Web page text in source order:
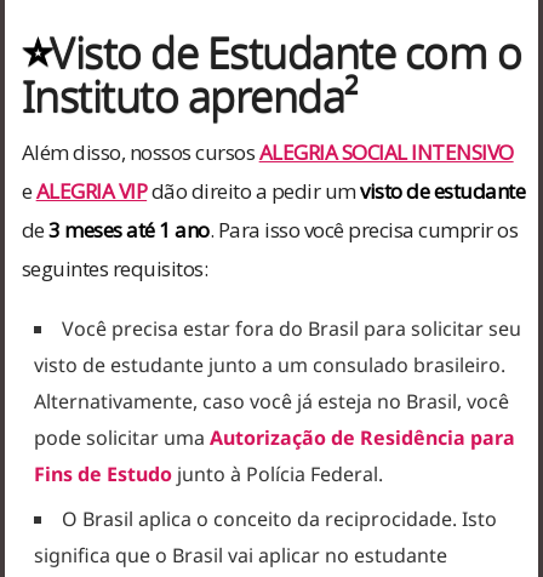
⭐Visto de Estudante com o
Instituto aprenda²
Além disso, nossos cursosALEGRIA SOCIAL INTENSIVO
eALEGRIA VIPdão direito a pedir umvisto de estudante
de3 meses até 1 ano. Para isso você precisa cumprir os
seguintes requisitos:
Você precisa estar fora do Brasil para solicitar seu
visto de estudante junto a um consulado brasileiro.
Alternativamente, caso você já esteja no Brasil, você
pode solicitar uma Autorização de Residência para
Fins de Estudojunto à Polícia Federal.
O Brasil aplica o conceito da reciprocidade. Isto
significa que o Brasil vai aplicar no estudante